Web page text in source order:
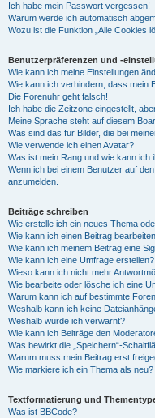
Ich habe mein Passwort vergessen!
Warum werde ich automatisch
Wozu ist die Funktion „Alle Cookies
Benutzerpräferenzen und -
Wie kann ich meine Einstellungen
Wie kann ich verhindern, dass mein
Die Forenuhr geht falsch!
Ich habe die Zeitzone eingestellt,
Meine Sprache steht auf diesem
Was sind das für Bilder, die bei
Wie verwende ich einen Avatar?
Was ist mein Rang und wie kann ich
Wenn ich bei einem Benutzer auf
anzumelden.
Beiträge schreiben
Wie erstelle ich ein neues Thema
Wie kann ich einen Beitrag
Wie kann ich meinem Beitrag eine
Wie kann ich eine Umfrage erstellen?
Wieso kann ich nicht mehr
Wie bearbeite oder lösche ich eine
Warum kann ich auf bestimmte
Weshalb kann ich keine
Weshalb wurde ich verwarnt?
Wie kann ich Beiträge den
Was bewirkt die „Speichern“-
Warum muss mein Beitrag erst
Wie markiere ich ein Thema als neu?
Textformatierung und
Was ist BBCode?